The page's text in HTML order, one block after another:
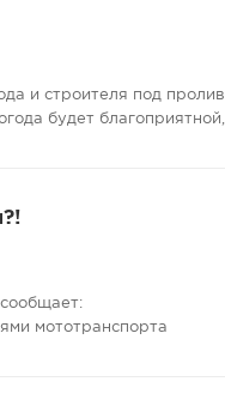
и строителя под
будет
мототранспорта